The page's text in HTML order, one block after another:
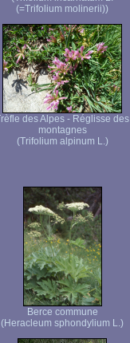
(=Trifolium molinerii))
des Alpes - Réglisse des
montagnes
(Trifolium alpinum L.)
Berce commune
(Heracleum sphondylium L.)